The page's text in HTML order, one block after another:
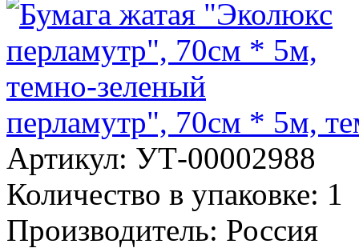
перламутр", 70см * 5м,
Артикул: УТ-00002988
Количество в упаковке: 1
Производитель: Россия